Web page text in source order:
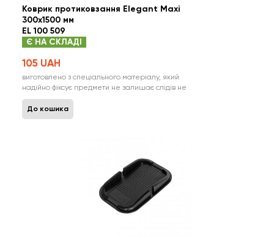
Коврик протиковзання Elegant Maxi
300х1500 мм
EL 100 509
Є НА СКЛАДІ
105 UAH
виготовлено з спеціального матеріалу, який
надійно фіксує предмети не залишає слідів не
змінює форму і властивості ідеально підходить
для транспортування мобільних телефонів та
інших предметів надійно фіксується до будь-
До кошика